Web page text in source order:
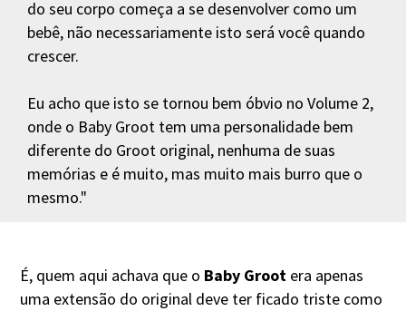
do seu corpo começa a se desenvolver como um
bebê, não necessariamente isto será você quando
crescer.
Eu acho que isto se tornou bem óbvio no Volume 2,
onde o Baby Groot tem uma personalidade bem
diferente do Groot original, nenhuma de suas
memórias e é muito, mas muito mais burro que o
mesmo."
É, quem aqui achava que o Baby Groot era apenas
uma extensão do original deve ter ficado triste como